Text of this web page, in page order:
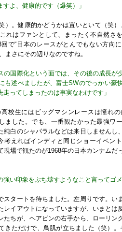
よ、健康的です（爆笑）」
。健康的かどうかは置いといて（笑）
れはファンとして、まったく不自然さ
で“日本のレースがとんでもない方向
まさにその辺りなのですね。
の国際化という面では、その後の成長が
も述べましたが、富士SWのでっかい豪
ってしまったのは事実なわけです」
校生にはビッグマシンレースは憧れの
ました。でも、一番観たかった最強ワ
純白のシャパラルなどは来日しませんし
考えればインディと同じショーイベン
現場で観たのが1968年の日本カンナムだ
い印象をぶち壊すようなこと言ってゴメ
タートを待ちました。左周りです。い
レイアウトになっていますが、いまとは
たちが、ヘアピンの右手から、ローリン
きただけで、鳥肌が立ちました（笑）